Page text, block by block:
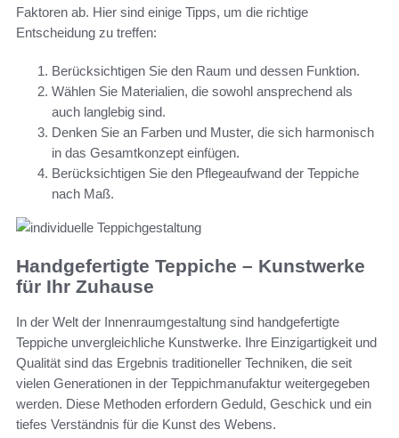
Faktoren ab. Hier sind einige Tipps, um die richtige
Entscheidung zu treffen:
Berücksichtigen Sie den Raum und dessen Funktion.
Wählen Sie Materialien, die sowohl ansprechend als
auch langlebig sind.
Denken Sie an Farben und Muster, die sich harmonisch
in das Gesamtkonzept einfügen.
Berücksichtigen Sie den Pflegeaufwand der Teppiche
nach Maß.
Handgefertigte Teppiche – Kunstwerke
für Ihr Zuhause
In der Welt der Innenraumgestaltung sind handgefertigte
Teppiche unvergleichliche Kunstwerke. Ihre Einzigartigkeit und
Qualität sind das Ergebnis traditioneller Techniken, die seit
vielen Generationen in der Teppichmanufaktur weitergegeben
werden. Diese Methoden erfordern Geduld, Geschick und ein
tiefes Verständnis für die Kunst des Webens.